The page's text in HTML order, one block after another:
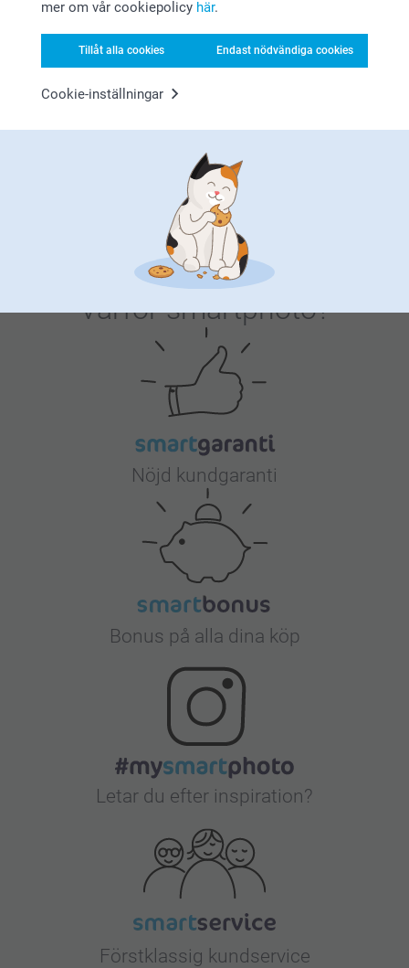
mer om vår cookiepolicy här.
Tillåt alla cookies Endast nödvändiga cookies
Cookie-inställningar
pastan. Ren nostalgi i bokform.
Personlig väggdekoration för lugna hem
Personlig väggdekoration är ett vackert sätt att ge karaktär
eller ettfotokollagei mjuka jordfärger som beige, sand
uttryck. I minimalistiska hem fungerar subtil fotodekoration
bäst: tidlösa bilder, naturliga färger och rena kompositioner
som harmonierar med material som trä, linne och keramik.
Varförsmartphoto?
Nöjd kundgaranti
Bonus på alla dina köp
Letar du efter inspiration?
Förstklassig kundservice